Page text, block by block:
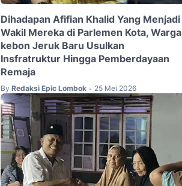
Dihadapan Afifian Khalid Yang Menjadi
Wakil Mereka di Parlemen Kota, Warga
kebon Jeruk Baru Usulkan
Insfratruktur Hingga Pemberdayaan
Remaja
By Redaksi Epic Lombok • 25 Mei 2026